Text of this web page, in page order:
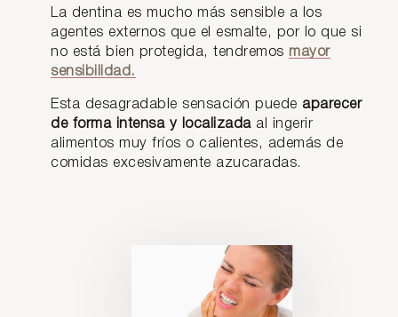
La dentina es mucho más sensible a los
agentes externos que el esmalte, por lo que si
no está bien protegida, tendremos mayor
sensibilidad.
Esta desagradable sensación puede aparecer
de forma intensa y localizadaal ingerir
alimentos muy fríos o calientes, además de
comidas excesivamente azucaradas.